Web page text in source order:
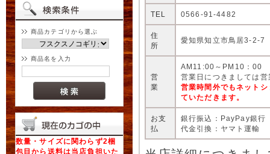
商品カテゴリから選ぶ
商品名を入力
数量・サイズに関わらず2梱
包目から送料は当店負担いた
TEL 0566-91-4482
住
所
愛知県知立市鳥居3-2-7
営
業
AM11:00～PM10：00
営業日につきましては
営業時間外でもネット
ていただきます。
お支
払
銀行振込：PayPay銀行
代金引換：ヤマト運輸